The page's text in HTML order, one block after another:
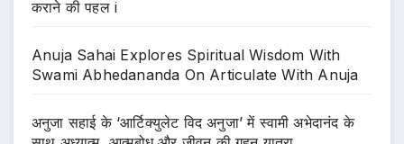
कराने की पहल i
Anuja Sahai Explores Spiritual Wisdom With
Swami Abhedananda On Articulate With Anuja
अनुजा सहाई के ‘आर्टिक्युलेट विद अनुजा’ में स्वामी अभेदानंद के